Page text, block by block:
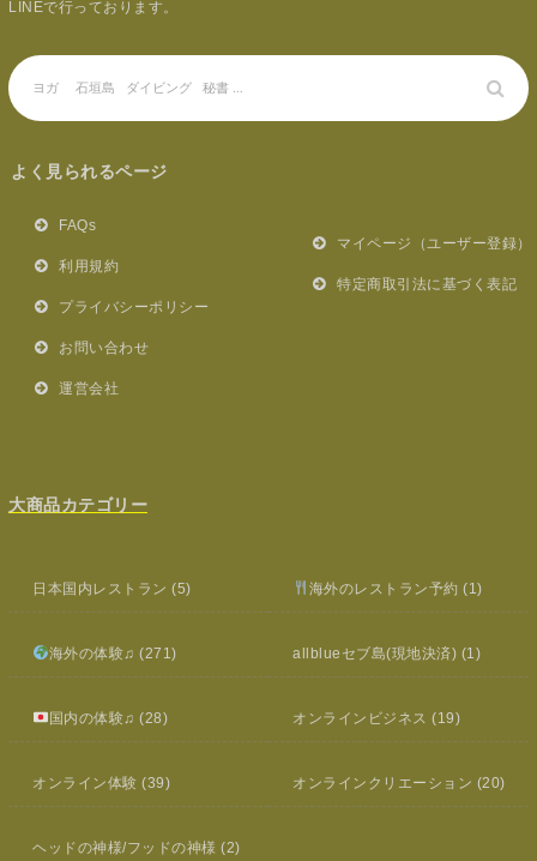
LINEで行っております。
よく見られるページ
FAQs
利用規約
プライバシーポリシー
お問い合わせ
運営会社
マイページ（ユーザー登録）
特定商取引法に基づく表記
大商品カテゴリー
日本国内レストラン (5) 海外のレストラン予約 (1)
海外の体験♫ (271) allblueセブ島(現地決済) (1)
国内の体験♫ (28) オンラインビジネス (19)
オンライン体験 (39) オンラインクリエーション (20)
ヘッドの神様/フッドの神様 (2)